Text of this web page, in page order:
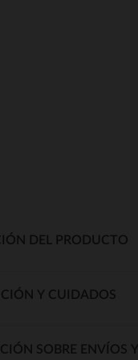
DEL PRODUCTO
Y CUIDADOS
SOBRE ENVÍOS